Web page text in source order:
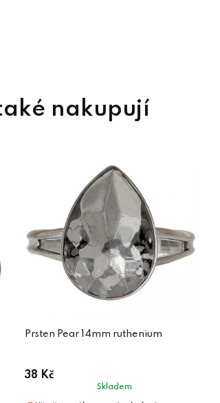
Prsten Pear 14mm ruthenium
38 Kč
Skladem